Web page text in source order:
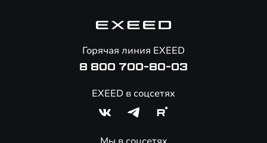
Помощь на дорогах
Горячая линия EXEED
8 800 700-80-03
EXEED в соцсетях